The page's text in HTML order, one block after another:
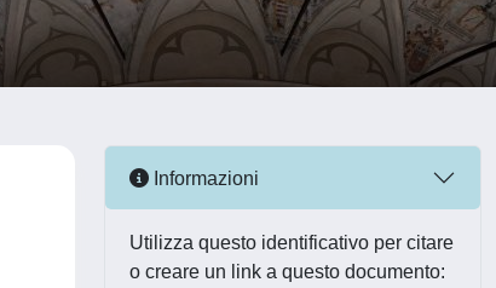
Informazioni
Utilizza questo identificativo per citare
o creare un link a questo documento: